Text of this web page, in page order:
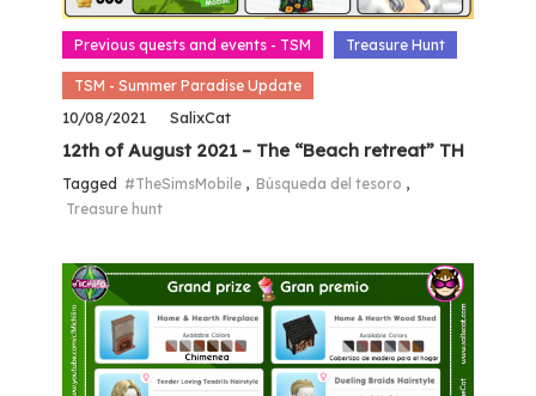
Previous quests and events - TSM Treasure Hunt
TSM - Summer Paradise Update
10/08/2021 SalixCat
12th of August 2021 – The “Beach retreat” TH
Tagged #TheSimsMobile , Búsqueda del tesoro ,
Treasure hunt